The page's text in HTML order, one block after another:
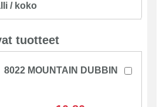
/ koko
tuotteet
8022 MOUNTAIN DUBBIN